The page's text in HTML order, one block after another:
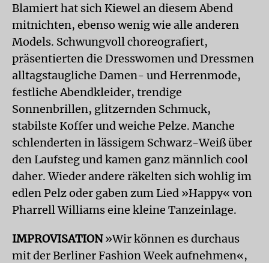
Blamiert hat sich Kiewel an diesem Abend
mitnichten, ebenso wenig wie alle anderen
Models. Schwungvoll choreografiert,
präsentierten die Dresswomen und Dressmen
alltagstaugliche Damen- und Herrenmode,
festliche Abendkleider, trendige
Sonnenbrillen, glitzernden Schmuck,
stabilste Koffer und weiche Pelze. Manche
schlenderten in lässigem Schwarz-Weiß über
den Laufsteg und kamen ganz männlich cool
daher. Wieder andere räkelten sich wohlig im
edlen Pelz oder gaben zum Lied »Happy« von
Pharrell Williams eine kleine Tanzeinlage.
IMPROVISATION»Wir können es durchaus
mit der Berliner Fashion Week aufnehmen«,